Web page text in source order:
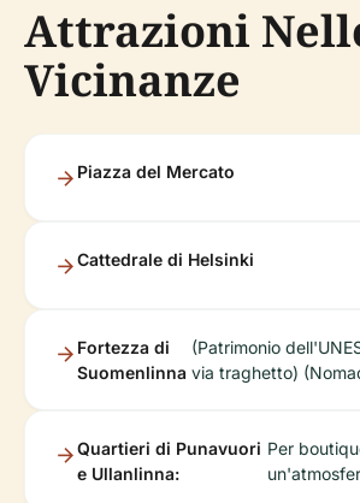
Attrazioni
Vicinanze
Piazza del Mercato
Cattedrale di Helsinki
Fortezza di
Suomenlinna
(Patrimonio
via traghetto)
Quartieri di Punavuori
e Ullanlinna:
Per